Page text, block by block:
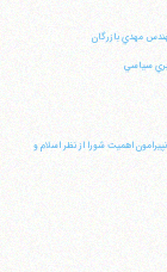
اهميت شورا از نظر اسلام و